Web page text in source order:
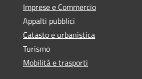
Imprese e Commercio
Appalti pubblici
Catasto e urbanistica
Turismo
Mobilità e trasporti